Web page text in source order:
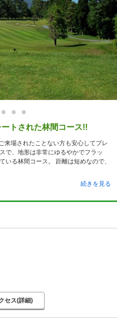
トされた林間コース!!
来場されたことない方も安心してプレ
で、地形は非常にゆるやかでフラッ
いる林間コース。 距離は短めなので、
続きを見る
セス(詳細)